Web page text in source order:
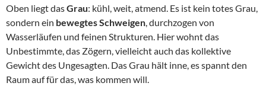
Oben liegt dasGrau: kühl, weit, atmend. Es ist kein totes Grau,
sondern ein bewegtes Schweigen, durchzogen von
Wasserläufen und feinen Strukturen. Hier wohnt das
Unbestimmte, das Zögern, vielleicht auch das kollektive
Gewicht des Ungesagten. Das Grau hält inne, es spannt den
Raum auf für das, was kommen will.